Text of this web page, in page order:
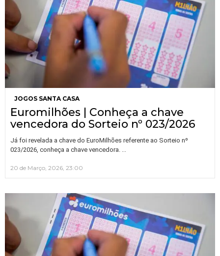
JOGOS SANTA CASA
Euromilhões | Conheça a chave
vencedora do Sorteio nº 023/2026
Já foi revelada a chave do EuroMilhões referente ao Sorteio nº
023/2026, conheça a chave vencedora.
20 de Março, 2026, 23:00